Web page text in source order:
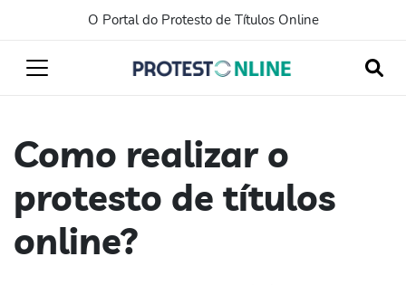
O Portal do Protesto de Títulos Online
Como realizar o
protesto de títulos
online?